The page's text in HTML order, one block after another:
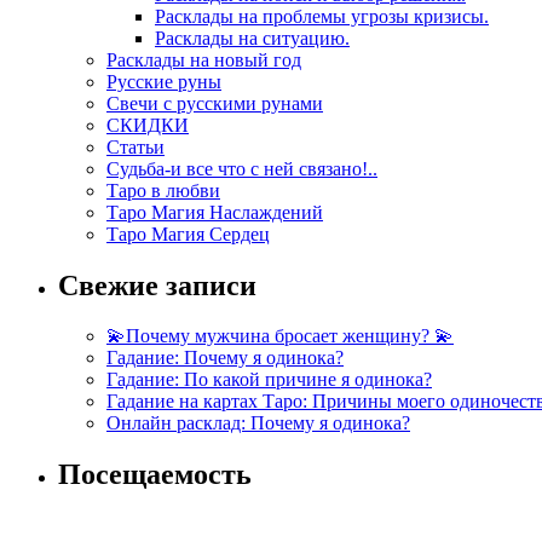
Расклады на проблемы угрозы кризисы.
Расклады на ситуацию.
Расклады на новый год
Русские руны
Свечи с русскими рунами
СКИДКИ
Статьи
Судьба-и все что с ней связано!..
Таро в любви
Таро Магия Наслаждений
Таро Магия Сердец
Свежие записи
💫Почему мужчина бросает женщину? 💫
Гадание: Почему я одинока?
Гадание: По какой причине я одинока?
Гадание на картах Таро: Причины моего
Онлайн расклад: Почему я одинока?
Посещаемость